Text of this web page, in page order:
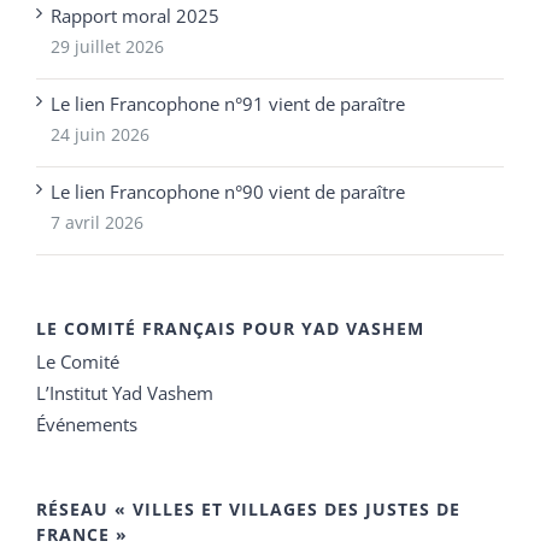
Rapport moral 2025
29 juillet 2026
Le lien Francophone n°91 vient de paraître
24 juin 2026
Le lien Francophone n°90 vient de paraître
7 avril 2026
LE COMITÉ FRANÇAIS POUR YAD VASHEM
Le Comité
L’Institut Yad Vashem
Événements
RÉSEAU « VILLES ET VILLAGES DES JUSTES DE
FRANCE »